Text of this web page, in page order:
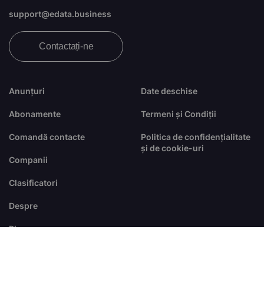
Anunțuri
Abonamente
Comandă contacte
Companii
Clasificatori
Despre
Blog
Date deschise
Termeni și Condiții
Politica de confidențialitate
și de cookie-uri
support@edata.business
Contactați-ne